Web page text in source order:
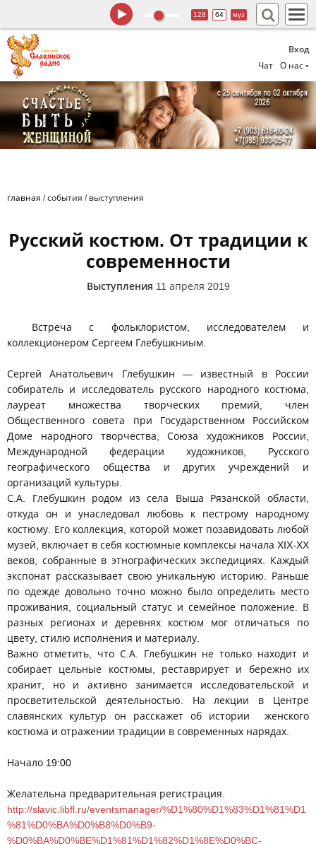
Вход
Чат
О нас
128 64 муз
главная /события / выступления
Русский костюм. От традиции к
современности
Выступления 11 апреля 2019
Встреча с фольклористом, исследователем и
коллекционером Сергеем Глебушкниым.
Сергей Анатольевич Глебушкин — известный в России
собиратель и исследователь русского народного костюма,
лауреат множества творческих премий, член
Общественного совета при Государственном Российском
Доме народного творчества, Союза художников России,
Международной федерации художников, Русского
географического общества и других учреждений и
организаций культуры.
С.А. Глебушкин родом из села Выша Рязанской области,
откуда он и унаследовал любовь к пестрому народному
костюму. Его коллекция, которой может позавидовать любой
музей, включает в себя костюмные комплексы начала XIX-XX
веков, собранные в этнографических экспедициях. Каждый
экспонат рассказывает свою уникальную историю. Раньше
по одежде довольно точно можно было определить место
проживания, социальный статус и семейное положение. В
разных регионах и деревнях костюм мог отличаться по
цвету, стилю исполнения и материалу.
Важно отметить, что С.А. Глебушкин не только находит и
собирает цельные костюмы, реставрирует и бережно их
хранит, но и активно занимается исследовательской и
просветительской деятельностью. На лекции в Центре
славянских культур он расскажет об истории женского
костюма и отражении традиции в современных нарядах.
Начало 19:00
Желательна предварительная регистрация.
http://slavic.libfl.ru/eventsmanager/%D1%80%D1%83%D1%81%D1
%81%D0%BA%D0%B8%D0%B9-
%D0%BA%D0%BE%D1%81%D1%82%D1%8E%D0%BC-